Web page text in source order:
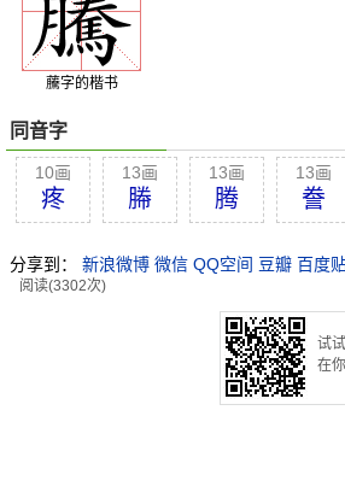
虅字的楷书
同音字
10画
疼
13画
幐
13画
腾
13画
誊
分享到： 新浪微博 微信 QQ空间 豆瓣 百度
阅读(3302次)
试
在